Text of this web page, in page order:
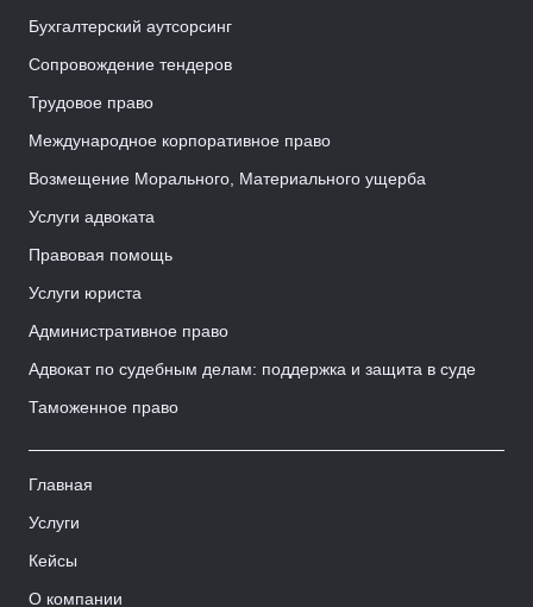
Бухгалтерский аутсорсинг
Сопровождение тендеров
Трудовое право
Международное корпоративное право
Возмещение Морального, Материального ущерба
Услуги адвоката
Правовая помощь
Услуги юриста
Административное право
Адвокат по судебным делам: поддержка и защита в суде
Таможенное право
Главная
Услуги
Кейсы
О компании